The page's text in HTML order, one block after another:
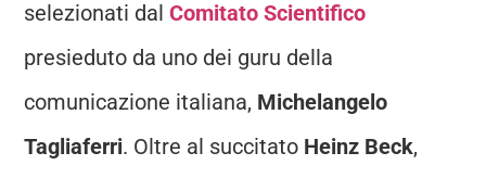
selezionati dalComitato Scientifico
presieduto da uno dei guru della
comunicazione italiana, Michelangelo
Tagliaferri. Oltre al succitato Heinz Beck,